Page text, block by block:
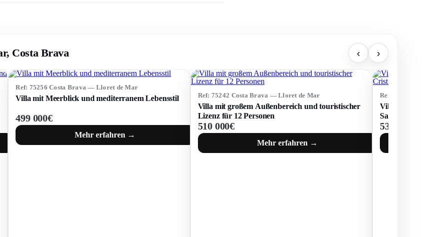
Costa Brava ‹ ›
Ref: 75256 Costa Brava — Lloret de Mar
Villa mit Meerblick und mediterranem Lebensstil
499 000€
Mehr erfahren →
Ref: 75242 Costa Brava — Lloret de Mar
Villa mit großem Außenbereich und touristischer
Lizenz für 12 Personen
510 000€
Mehr erfahren →
Ref: 74659 Costa
Villa mit
Santa Cristina,
530 000€